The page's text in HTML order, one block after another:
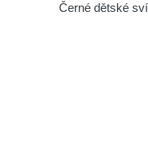
Černé dětské